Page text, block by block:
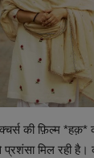
की फ़िल्म *हक़*
प्रशंसा मिल रही